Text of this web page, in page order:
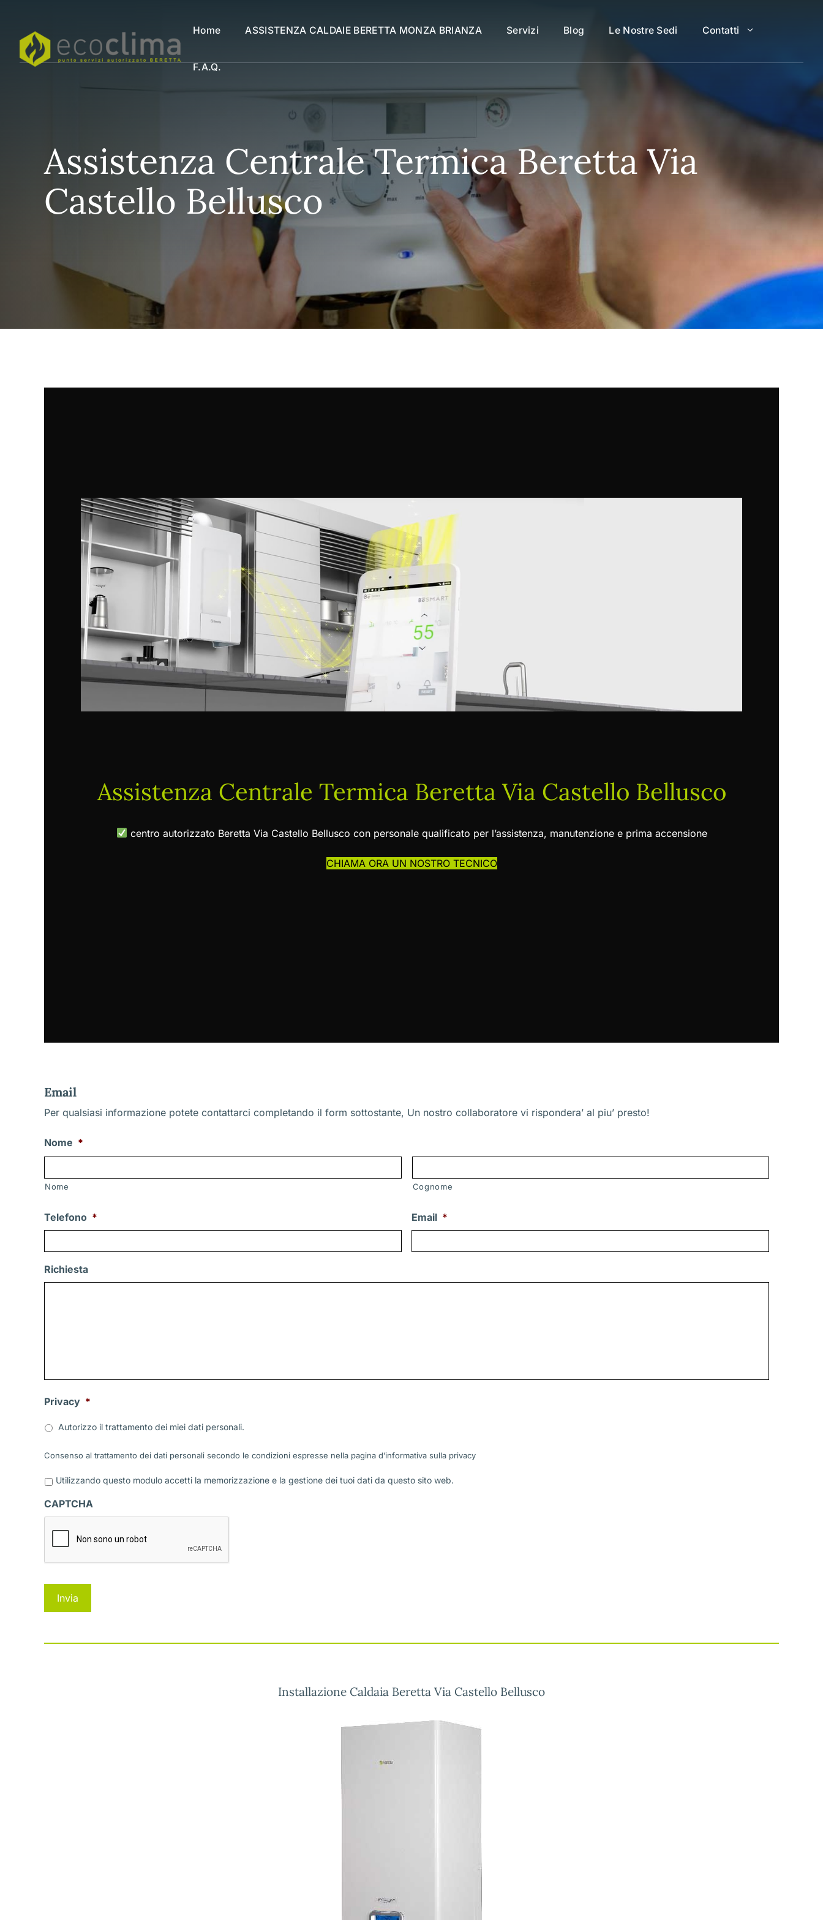
contenuto
Home ASSISTENZA CALDAIE BERETTA MONZA BRIANZA Servizi Blog Le Nostre Sedi Contatti
F.a.q.
Assistenza Centrale Termica Beretta Via
Castello Bellusco
Assistenza Centrale Termica Beretta Via Castello Bellusco
centro autorizzato Beretta Via Castello Bellusco con personale qualificato per l’assistenza, manutenzione e prima accensione
CHIAMA ORA UN NOSTRO TECNICO
Email
Per qualsiasi informazione potete contattarci completando il form sottostante, Un nostro collaboratore vi rispondera’ al piu’ presto!
Nome *
Nome Cognome
Telefono * Email *
Richiesta
Privacy *
Autorizzo il trattamento dei miei dati personali.
Consenso al trattamento dei dati personali secondo le condizioni espresse nella pagina d’informativa sulla privacy
P
i
v
*
Utilizzando questo modulo accetti la memorizzazione e la gestione dei tuoi dati da questo sito web.
CAPTCHA
Installazione Caldaia Beretta Via Castello Bellusco